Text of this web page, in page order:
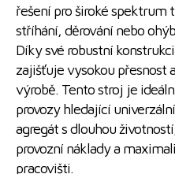
řešení pro široké spektrum
stříhání, děrování nebo
Díky své robustní
zajišťuje vysokou přesnost
výrobě. Tento stroj je
provozy hledající
agregát s dlouhou
provozní náklady a
pracovišti.